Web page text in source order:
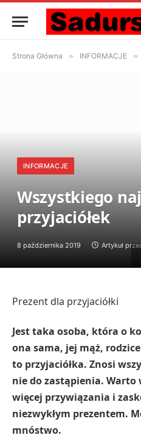
Strona Główna » INFORMACJE »
INFORMACJE
Wszystkiego
przyjaciółek
8 października 2019 Artykuł
Prezent dla przyjaciółki
Jest taka osoba, która o
ona sama, jej mąż,
to przyjaciółka. Znosi
nie do zastąpienia. Warto
więcej przywiązania i
niezwykłym prezentem.
mnóstwo.